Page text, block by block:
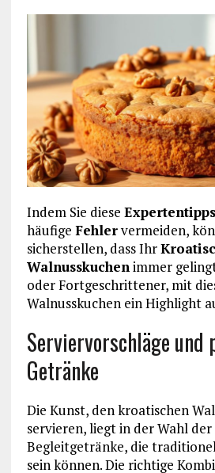
Indem Sie diese Expertentipps
häufige Fehlervermeiden,
sicherstellen, dass Ihr
Walnusskuchenimmer
oder Fortgeschrittener, mit
Walnusskuchen ein Highlight
Serviervorschläge und
Getränke
Die Kunst, den kroatischen
servieren, liegt in der Wahl
Begleitgetränke, die
sein können. Die richtige